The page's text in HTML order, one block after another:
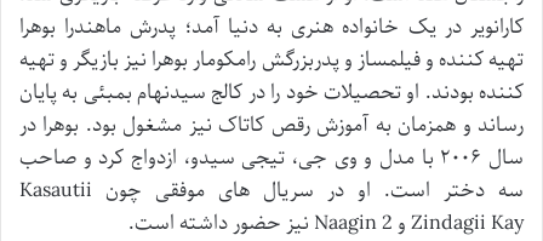
کارانویر در یک خانواده هنری به دنیا آمد؛ پدرش ماهندرا بوهرا
تهیه کننده و فیلمساز و پدربزرگش رامکومار بوهرا نیز بازیگر و تهیه
کننده بودند. او تحصیلات خود را در کالج سیدنهام بمبئی به پایان
رساند و همزمان به آموزش رقص کاتاک نیز مشغول بود. بوهرا در
سال ۲۰۰۶ با مدل و وی جی، تیجی سیدو، ازدواج کرد و صاحب
سه دختر است. او در سریال های موفقی چون Kasautii
Zindagii Kay و Naagin 2 نیز حضور داشته است.